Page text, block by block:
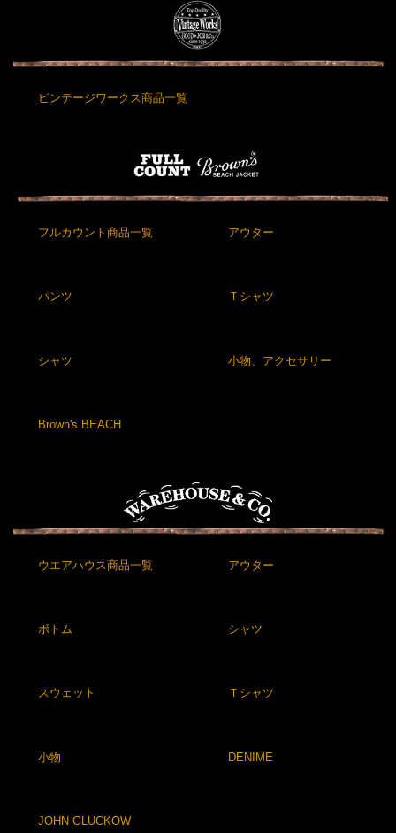
ビンテージワークス商品一覧
フルカウント商品一覧 アウター
パンツ Ｔシャツ
シャツ 小物、アクセサリー
Brown's BEACH
ウエアハウス商品一覧 アウター
ボトム シャツ
スウェット Ｔシャツ
小物 DENIME
JOHN GLUCKOW